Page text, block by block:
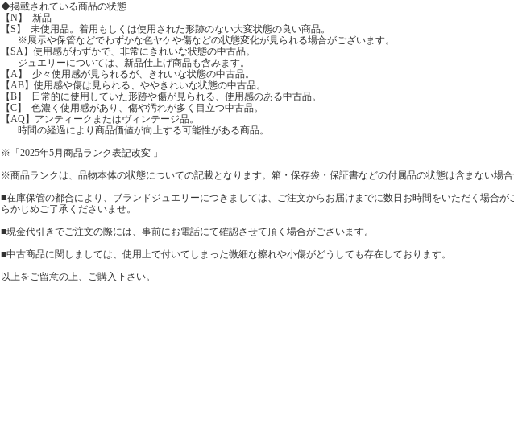
◆掲載されている商品の状態
【N】 新品
【S】 未使用品。着用もしくは使用された形跡のない大変状態の良い商品。
※展示や保管などでわずかな色ヤケや傷などの状態変化が見られる場合がございます。
【SA】使用感がわずかで、非常にきれいな状態の中古品。
ジュエリーについては、新品仕上げ商品も含みます。
【A】 少々使用感が見られるが、きれいな状態の中古品。
【AB】使用感や傷は見られる、ややきれいな状態の中古品。
【B】 日常的に使用していた形跡や傷が見られる、使用感のある中古品。
【C】 色濃く使用感があり、傷や汚れが多く目立つ中古品。
【AQ】アンティークまたはヴィンテージ品。
時間の経過により商品価値が向上する可能性がある商品。
※「2025年5月商品ランク表記改変 」
※商品ランクは、品物本体の状態についての記載となります。箱・保存袋・保証書などの付属品の状態は含まない場合
■在庫保管の都合により、ブランドジュエリーにつきましては、ご注文からお届けまでに数日お時間をいただく場合が
らかじめご了承くださいませ。
■現金代引きでご注文の際には、事前にお電話にて確認させて頂く場合がございます。
■中古商品に関しましては、使用上で付いてしまった微細な擦れや小傷がどうしても存在しております。
以上をご留意の上、ご購入下さい。